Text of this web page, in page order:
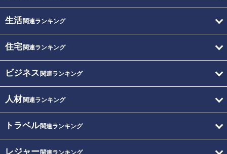
生活関連ランキング
住宅関連ランキング
ビジネス 関連ランキング
人材関連ランキング
トラベル関連ランキング
レジャー